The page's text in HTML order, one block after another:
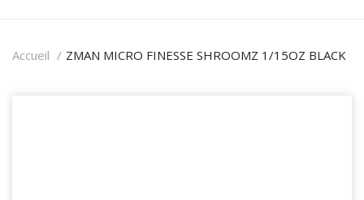
Accueil ZMAN MICRO FINESSE SHROOMZ 1/15OZ BLACK